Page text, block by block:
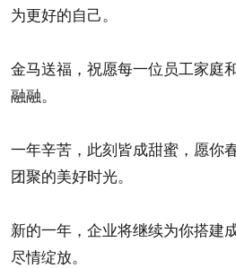
为更好的自己。
金马送福，祝愿每一位员工家庭
融融。
一年辛苦，此刻皆成甜蜜，愿你
团聚的美好时光。
新的一年，企业将继续为你搭建
尽情绽放。